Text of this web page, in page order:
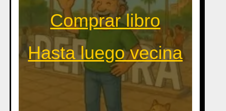
Comprar libro
Hasta luego vecina